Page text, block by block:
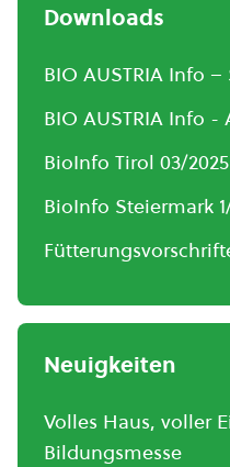
Downloads
BIO AUSTRIA Info
BIO AUSTRIA Info -
BioInfo Tirol 03/2025
BioInfo Steiermark
Neuigkeiten
Volles Haus, voller
Bildungsmesse